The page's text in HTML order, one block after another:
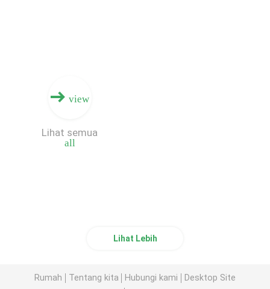
view
all
Lihat semua
Lihat Lebih
Rumah Tentang kita Hubungi kami
Desktop Site